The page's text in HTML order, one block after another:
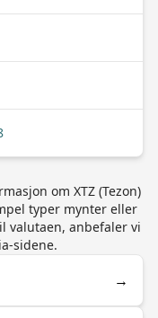
om XTZ (Tezon)
typer mynter eller
valutaen, anbefaler vi
sidene.
→